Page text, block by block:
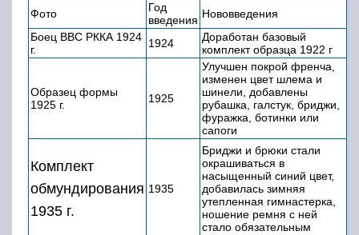
Фото
Год
введения Нововведения
Боец ВВС РККА 1924
г.
1924
Доработан базовый
комплект образца 1922 г
Образец формы
1925 г.
1925
Улучшен покрой френча,
изменен цвет шлема и
шинели, добавлены
рубашка, галстук, бриджи,
фуражка, ботинки или
сапоги
Комплект
обмундирования
1935 г.
1935
Бриджи и брюки стали
окрашиваться в
насыщенный синий цвет,
добавилась зимняя
утепленная гимнастерка,
ношение ремня с ней
стало обязательным